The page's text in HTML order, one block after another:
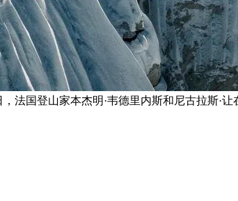
法国登山家本杰明·韦德里内斯和尼古拉斯·让